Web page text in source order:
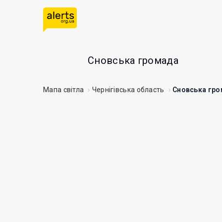
Сновська громада
Мапа світла Чернігівська область Сновська